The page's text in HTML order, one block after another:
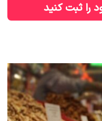
را ثبت کنید